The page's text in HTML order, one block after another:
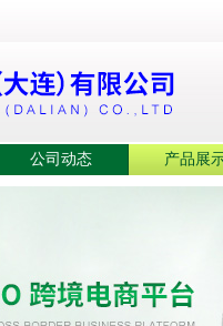
公司动态 产品展